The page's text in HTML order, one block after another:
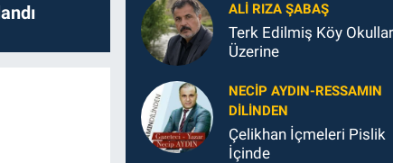
ALI RIZA ŞABAŞ
Terk Edilmiş Köy
Üzerine
NECIP AYDIN-RESSAMIN
DILINDEN
Çelikhan İçmeleri Pislik
İçinde